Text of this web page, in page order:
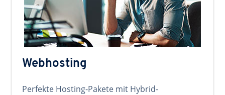
Webhosting
Perfekte Hosting-Pakete mit Hybrid-